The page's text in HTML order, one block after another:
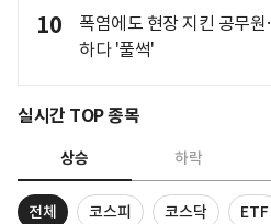
10
폭염에도 현장 지킨 공무
하다 '풀썩'
실시간 TOP 종목
상승 하락
전체 코스피 코스닥 ETF